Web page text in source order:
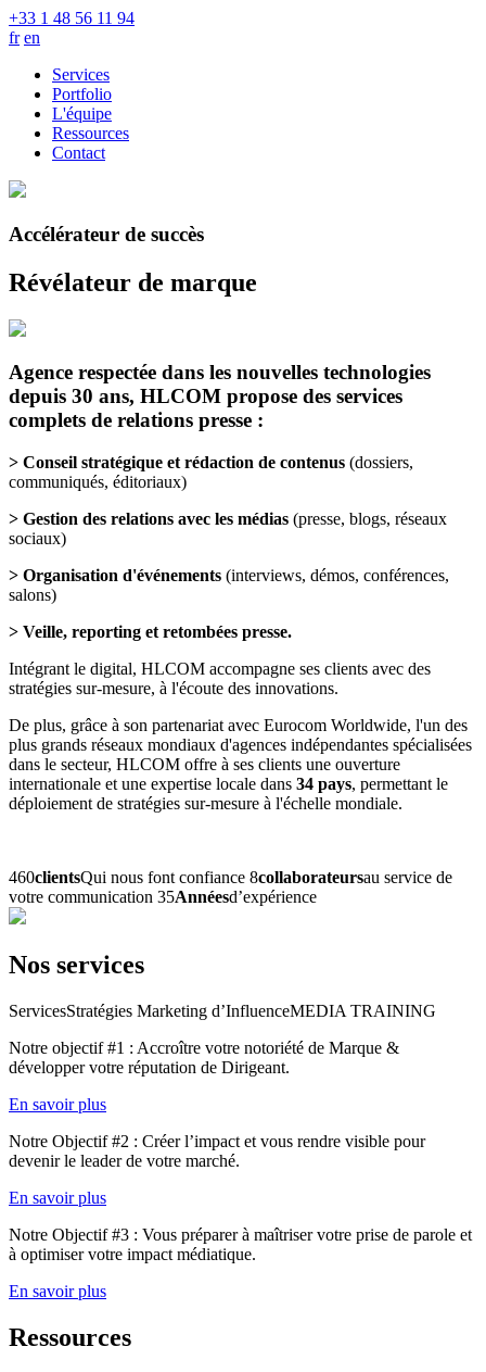
+33 1 48 56 11 94
fr en
Services
Portfolio
L'équipe
Ressources
Contact
Accélérateur de succès
Révélateur de marque
Agence respectée dans les nouvelles technologies
depuis 30 ans, HLCOM propose des services
complets de relations presse :
> Conseil stratégique et rédaction de contenus (dossiers,
communiqués, éditoriaux)
> Gestion des relations avec les médias (presse, blogs, réseaux
sociaux)
> Organisation d'événements (interviews, démos, conférences,
salons)
> Veille, reporting et retombées presse.
Intégrant le digital, HLCOM accompagne ses clients avec des
stratégies sur-mesure, à l'écoute des innovations.
De plus, grâce à son partenariat avec Eurocom Worldwide, l'un des
plus grands réseaux mondiaux d'agences indépendantes spécialisées
dans le secteur, HLCOM offre à ses clients une ouverture
internationale et une expertise locale dans 34 pays, permettant le
déploiement de stratégies sur-mesure à l'échelle mondiale.
490clientsQui nous font confiance 8collaborateursau service de
votre communication 35Annéesd’expérience
Nos services
ServicesStratégies Marketing d’InfluenceMEDIA TRAINING
Notre objectif #1 : Accroître votre notoriété de Marque &
développer votre réputation de Dirigeant.
En savoir plus
Notre Objectif #2 : Créer l’impact et vous rendre visible pour
devenir le leader de votre marché.
En savoir plus
Notre Objectif #3 : Vous préparer à maîtriser votre prise de parole et
à optimiser votre impact médiatique.
En savoir plus
Ressources